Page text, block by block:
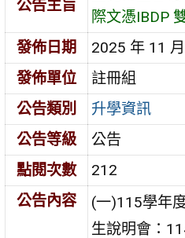
公告主旨
際文憑IBDP
發佈日期
2025 年 11
發佈單位
註冊組
公告類別
升學資訊
公告等級
公告
點閱次數
212
公告內容
(一)115學年
生說明會：